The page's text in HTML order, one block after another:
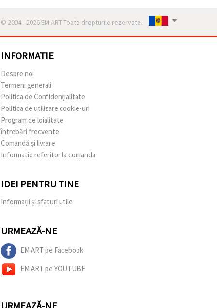
© 2004 - 2026 EM ART Toate drepturile rezervate..
INFORMATIE
Despre noi
Termeni generali
Politica de Confidențialitate
Politica de utilizare cookie-uri
Program de loialitate
întrebări frecvente
Comandă și livrare
Informatie referitor la comanda
IDEI PENTRU TINE
Informații și sfaturi utile
URMEAZĂ-NE
EM ART pe Facebook
EM ART pe YOUTUBE
URMEAZĂ-NE